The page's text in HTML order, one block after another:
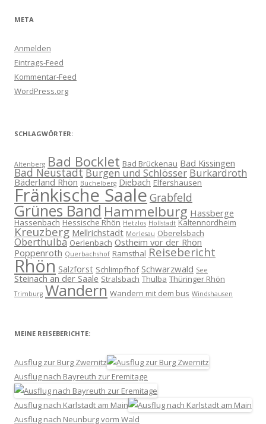
META
Anmelden
Eintrags-Feed
Kommentar-Feed
WordPress.org
SCHLAGWÖRTER:
Altenberg Bad Bocklet Bad Brückenau Bad Kissingen
Bad NeustadtBurgen und Schlösser Burkardroth
Bäderland Rhön Büchelberg Diebach Elfershausen
Fränkische Saale Grabfeld
Grünes BandHammelburg Hassberge
Hassenbach Hessische Rhön Hetzlos Hollstadt Kaltennordheim
Kreuzberg Mellrichstadt Morlesau Oberelsbach
Oberthulba Oerlenbach Ostheim vor der Rhön
Poppenroth Querbachshof Ramsthal Reisebericht
Rhön Salzforst Schlimpfhof Schwarzwald See
Steinach an der Saale Stralsbach Thulba Thüringer Rhön
Trimburg Wandern Wandern mit dem bus Windshausen
MEINE REISEBERICHTE:
Ausflug zur Burg Zwernitz
Ausflug nach Bayreuth zur Eremitage
Ausflug nach Karlstadt am Main
Ausflug nach Neunburg vorm Wald